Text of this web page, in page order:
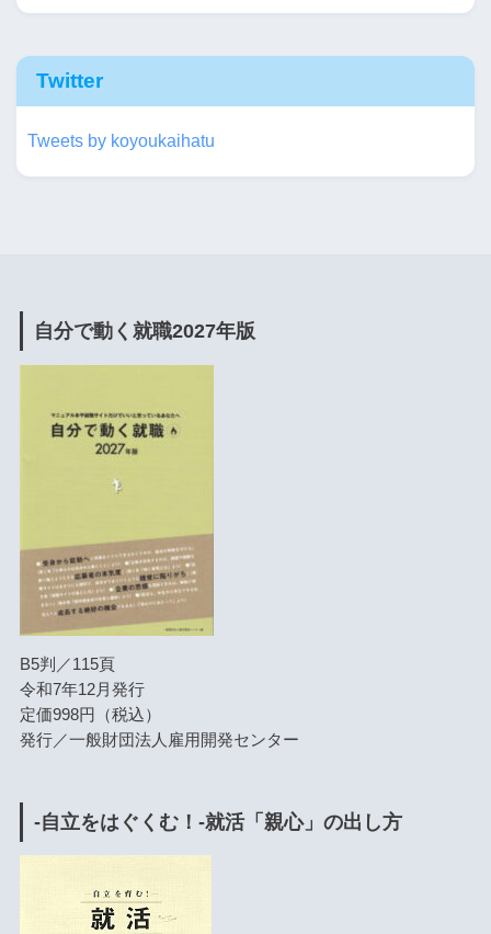
Twitter
Tweets by koyoukaihatu
自分で動く就職2027年版
B5判／115頁
令和7年12月発行
定価998円（税込）
発行／一般財団法人雇用開発センター
-自立をはぐくむ！-就活「親心」の出し方